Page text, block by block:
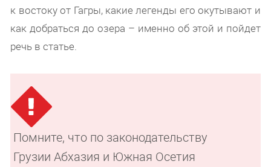
к востоку от Гагры, какие легенды его окутывают и
как добраться до озера – именно об этой и пойдет
речь в статье.
Помните, что по законодательству
Грузии Абхазия и Южная Осетия